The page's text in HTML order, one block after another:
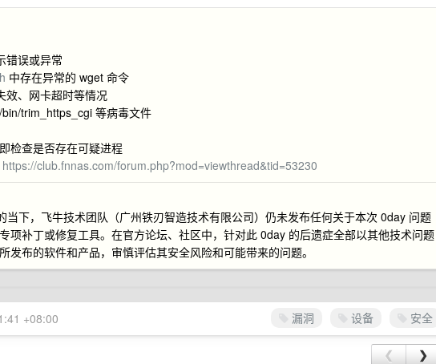
错误或异常
中存在异常的 wget 命令
效、网卡超时等情况
trim_https_cgi 等病毒文件
检查是否存在可疑进程
https://club.fnnas.com/forum.php?mod=viewthread&tid=53230
当下，飞牛技术团队（广州铁刃智造技术有限公司）仍未发布任何关于本次 0day 问题
项补丁或修复工具。在官方论坛、社区中，针对此 0day 的后遗症全部以其他技术问题
发布的软件和产品，审慎评估其安全风险和可能带来的问题。
漏洞 设备 安全
+08:00
❮ ❯